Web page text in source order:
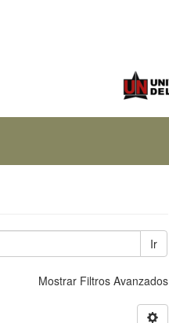
Ir
Mostrar Filtros Avanzados